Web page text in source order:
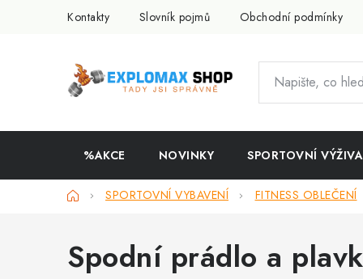
Kontakty Slovník pojmů Obchodní podmínky
%AKCE NOVINKY SPORTOVNÍ VÝŽIVA
DomůSPORTOVNÍ VYBAVENÍ FITNESS OBLEČENÍ
Spodní prádlo a